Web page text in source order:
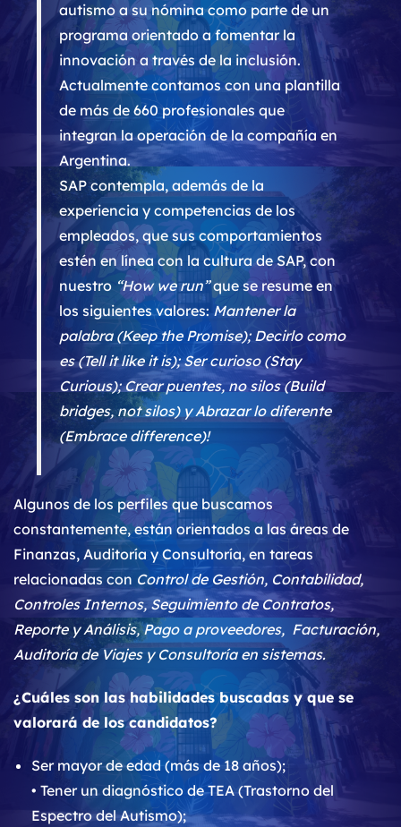
autismo a su nómina como parte de un
programa orientado a fomentar la
innovación a través de la inclusión.
Actualmente contamos con una plantilla
de más de 660 profesionales que
integran la operación de la compañía en
Argentina.
SAP contempla, además de la
experiencia y competencias de los
empleados, que sus comportamientos
estén en línea con la cultura de SAP, con
nuestro “How we run”que se resume en
los siguientes valores: Mantener la
palabra (Keep the Promise); Decirlo como
es (Tell it like it is); Ser curioso (Stay
Curious); Crear puentes, no silos (Build
bridges, not silos) y Abrazar lo diferente
(Embrace difference)!
Algunos de los perfiles que buscamos
constantemente, están orientados a las áreas de
Finanzas, Auditoría y Consultoría, en tareas
relacionadas con Control de Gestión, Contabilidad,
Controles Internos, Seguimiento de Contratos,
Reporte y Análisis, Pago a proveedores, Facturación,
Auditoría de Viajes y Consultoría en sistemas.
¿Cuáles son las habilidades buscadas y que se
valorará de los candidatos?
Ser mayor de edad (más de 18 años);
• Tener un diagnóstico de TEA (Trastorno del
Espectro del Autismo);